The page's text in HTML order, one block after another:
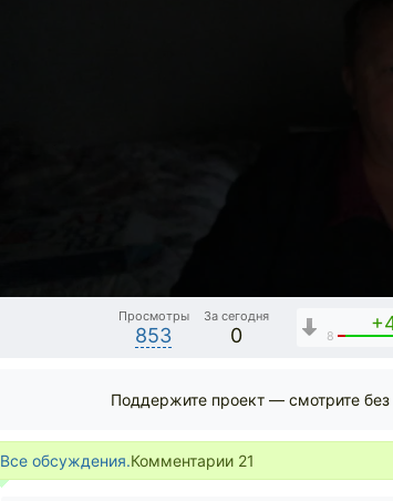
Просмотры
853
За сегодня
0 8
Поддержите проект — смотрите
Все обсуждения.Комментарии 21